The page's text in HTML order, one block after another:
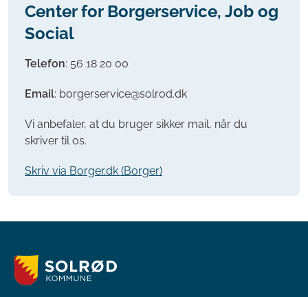
Center for Borgerservice, Job og
Social
Telefon: 56 18 20 00
Email: borgerservice@solrod.dk
Vi anbefaler, at du bruger sikker mail, når du
skriver til os.
Skriv via Borger.dk (Borger)